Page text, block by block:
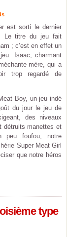
est sorti le dernier
Le titre du jeu fait
; c’est en effet un
Isaac, charmant
mère, qui a
trop regardé de
Boy, un jeu indé
du jour le jeu de
des niveaux
détruits manettes et
peu foufou, notre
Super Meat Girl
que notre héros
type